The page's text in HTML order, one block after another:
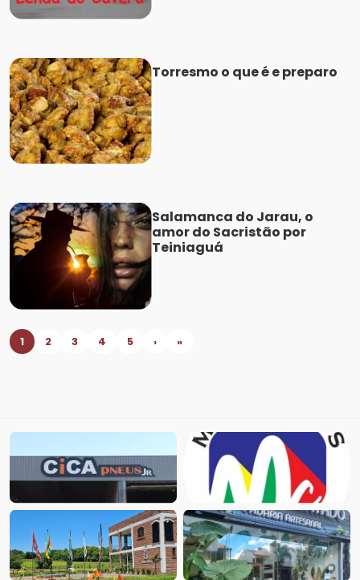
Torresmo o que é e preparo
Salamanca do Jarau, o
amor do Sacristão por
Teiniaguá
1 2 3 4 5 › »